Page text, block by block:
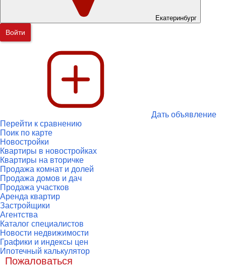
Екатеринбург
Войти
Дать объявление
Перейти к сравнению
Поик по карте
Новостройки
Квартиры в новостройках
Квартиры на вторичке
Продажа комнат и долей
Продажа домов и дач
Продажа участков
Аренда квартир
Застройщики
Агентства
Каталог специалистов
Новости недвижимости
Графики и индексы цен
Ипотечный калькулятор
Пожаловаться